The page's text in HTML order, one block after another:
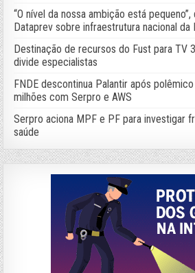
“O nível da nossa ambição está
Dataprev sobre infraestrutura nacional da
Destinação de recursos do Fust para TV
divide especialistas
FNDE descontinua Palantir após
milhões com Serpro e AWS
Serpro aciona MPF e PF para investigar
saúde